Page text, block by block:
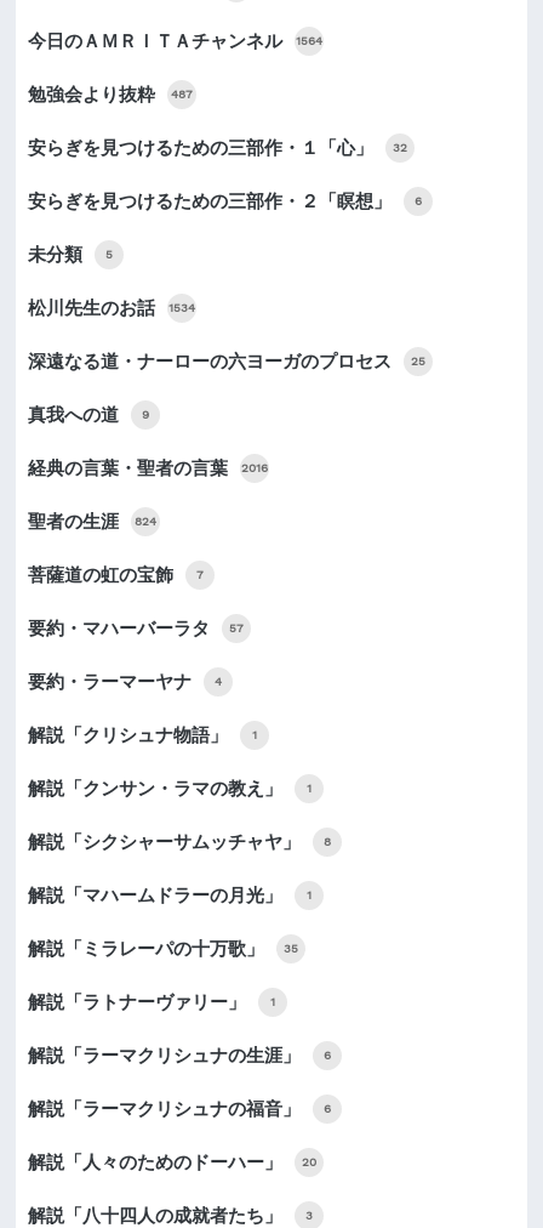
今日のＡＭＲＩＴＡチャンネル 1564
勉強会より抜粋 487
安らぎを見つけるための三部作・１「心」 32
安らぎを見つけるための三部作・２「瞑想」 6
未分類 5
松川先生のお話 1534
深遠なる道・ナーローの六ヨーガのプロセス 25
真我への道 9
経典の言葉・聖者の言葉 2016
聖者の生涯 824
菩薩道の虹の宝飾 7
要約・マハーバーラタ 57
要約・ラーマーヤナ 4
解説「クリシュナ物語」 1
解説「クンサン・ラマの教え」 1
解説「シクシャーサムッチャヤ」 8
解説「マハームドラーの月光」 1
解説「ミラレーパの十万歌」 35
解説「ラトナーヴァリー」 1
解説「ラーマクリシュナの生涯」 6
解説「ラーマクリシュナの福音」 6
解説「人々のためのドーハー」 20
解説「八十四人の成就者たち」 3